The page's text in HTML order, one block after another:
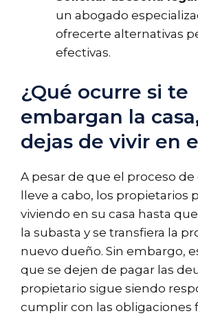
un abogado
ofrecerte alternativas
efectivas.
¿Qué ocurre si te
embargan la
dejas de vivir en
A pesar de que el proceso
lleve a cabo, los propietarios
viviendo en su casa hasta
la subasta y se transfiera la
nuevo dueño. Sin embargo,
que se dejen de pagar las
propietario sigue siendo
cumplir con las obligaciones